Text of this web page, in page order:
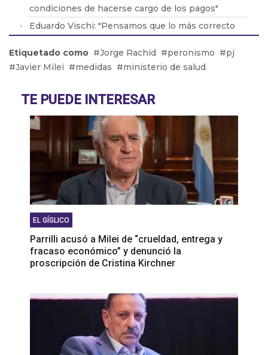
condiciones de hacerse cargo de los pagos"
Eduardo Vischi: "Pensamos que lo más correcto
Lic. Eduardo Lavorato: "Que los padres consuman
con sus hijos les genera una dependencia"
tensa"
Etiquetado como Jorge Rachid peronismo
pj
Javier Milei
medidas ministerio de salud
TE PUEDE INTERESAR
EL GÍGLICO
Parrilli acusó a Milei de “crueldad, entrega y
fracaso económico” y denunció la
proscripción de Cristina Kirchner